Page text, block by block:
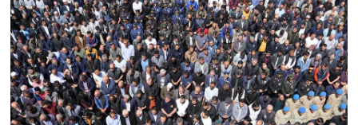
Bursa Müftülüğü
Çanakkale Müftülüğü
Çankırı Müftülüğü
Duyurular
Podcast
Bilim, Teknoloji